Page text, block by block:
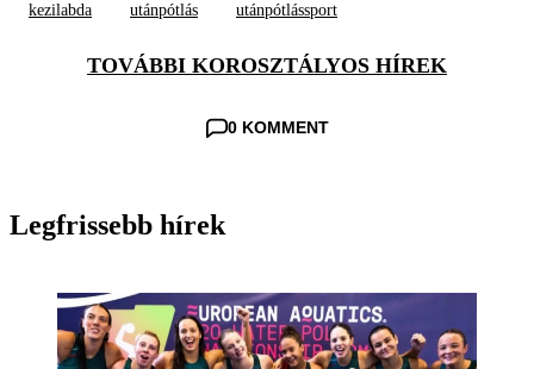
kezilabda utánpótlás utánpótlássport
TOVÁBBI KOROSZTÁLYOS HÍREK
0 KOMMENT
Legfrissebb hírek